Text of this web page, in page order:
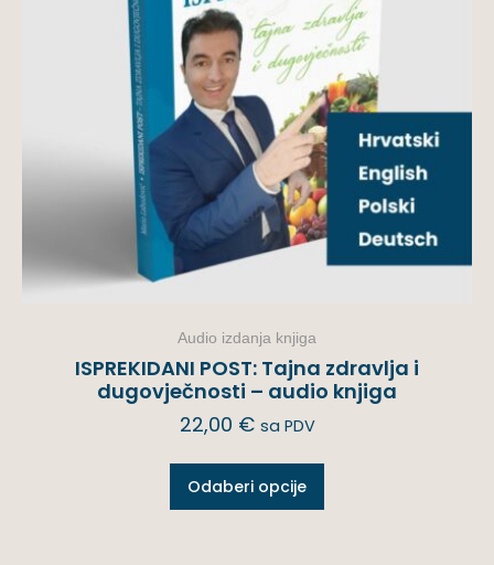
Audio izdanja knjiga
ISPREKIDANI POST: Tajna zdravlja i
dugovječnosti – audio knjiga
22,00 € sa PDV
Odaberi opcije